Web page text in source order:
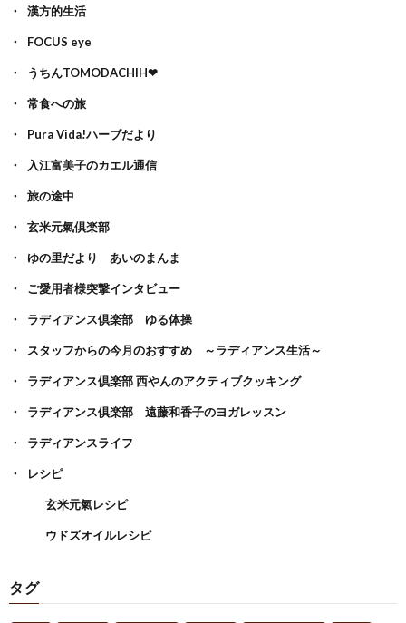
漢方的生活
FOCUS eye
うちんTOMODACHIH❤
常食への旅
Pura Vida!ハーブだより
入江富美子のカエル通信
旅の途中
玄米元氣倶楽部
ゆの里だより あいのまんま
ご愛用者様突撃インタビュー
ラディアンス倶楽部 ゆる体操
スタッフからの今月のおすすめ ～ラディアンス生活～
ラディアンス倶楽部 西やんのアクティブクッキング
ラディアンス倶楽部 遠藤和香子のヨガレッスン
ラディアンスライフ
レシピ
玄米元氣レシピ
ウドズオイルレシピ
タグ